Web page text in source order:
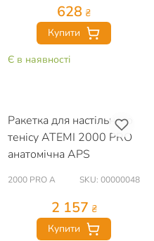
628 ₴
Купити
Є в наявності
Ракетка для настільного
тенісу ATEMI 2000 PRO
анатомічна APS
2000 PRO A SKU: 00000048
2 157 ₴
Купити